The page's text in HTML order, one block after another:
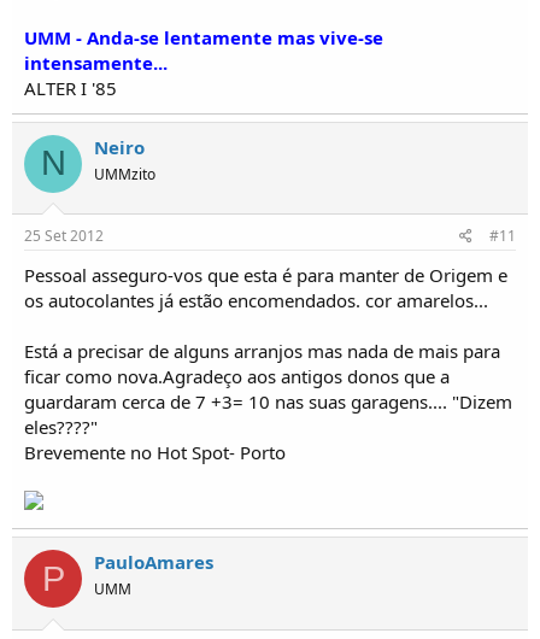
UMM - Anda-se lentamente mas vive-se
intensamente...
ALTER I '85
N Neiro
UMMzito
25 Set 2012 #11
Pessoal asseguro-vos que esta é para manter de Origem e
os autocolantes já estão encomendados. cor amarelos...
Está a precisar de alguns arranjos mas nada de mais para
ficar como nova.Agradeço aos antigos donos que a
guardaram cerca de 7 +3= 10 nas suas garagens.... "Dizem
eles????"
Brevemente no Hot Spot- Porto
P PauloAmares
UMM